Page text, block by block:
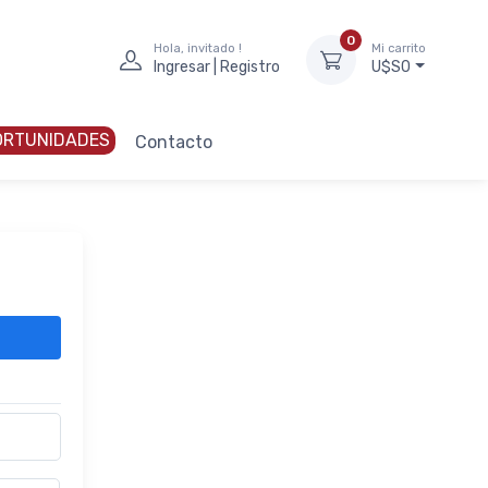
Hola, invitado !
Ingresar | Registro
0
Mi carrito
U$S0
Contacto